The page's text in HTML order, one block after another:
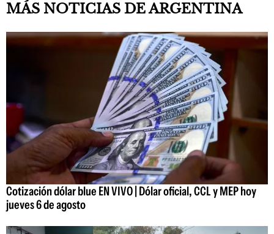
MÁS NOTICIAS DE ARGENTINA
Cotización dólar blue EN VIVO | Dólar oficial, CCL y MEP hoy
jueves 6 de agosto